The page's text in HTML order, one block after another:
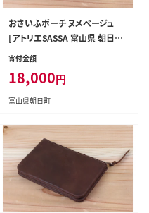
おさいふポーチ ヌメベージュ
[アトリエSASSA 富山県 朝日町
34310066]
寄付金額
18,000円
富山県朝日町